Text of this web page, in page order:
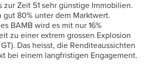
zur Zeit 51 sehr günstige Immobilien.
gut 80% unter dem Marktwert.
BAMB wird es mit nur 16%
zu einer extrem grossen Explosion
Das heisst, die Renditeaussichten
bei einem langfristigen Engagement.